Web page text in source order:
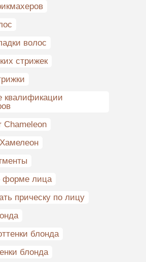
волос
стрижек
квалификации
Chameleon
форме лица
прическу по лицу
блонда
блонда